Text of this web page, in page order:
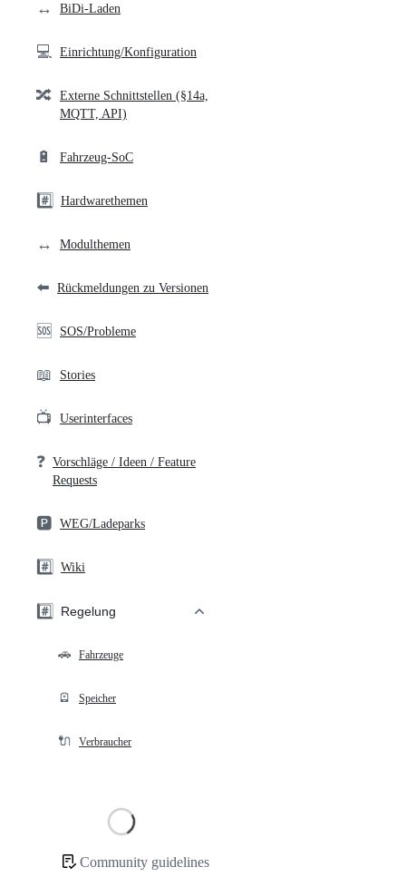
↔️ BiDi-Laden
💻 Einrichtung/Konfiguration
🔀 Externe Schnittstellen (§14a,
MQTT, API)
🔋 Fahrzeug-SoC
#️⃣ Hardwarethemen
↔️ Modulthemen
⬅️ Rückmeldungen zu Versionen
🆘 SOS/Probleme
📖 Stories
📺 Userinterfaces
❓ Vorschläge / Ideen / Feature
Requests
🅿️ WEG/Ladeparks
#️⃣ Wiki
#️⃣ Regelung
🚗 Fahrzeuge
🪫 Speicher
🔌 Verbraucher
Community guidelines